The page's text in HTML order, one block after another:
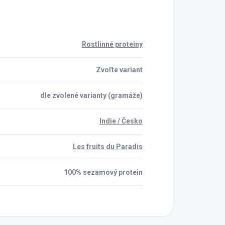
Rostlinné proteiny
Zvoľte variant
dle zvolené varianty (gramáže)
Indie / Česko
Les fruits du Paradis
100% sezamový protein